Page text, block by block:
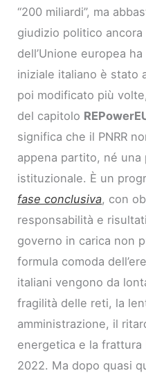
“200 miliardi”, ma
giudizio politico
dell’Unione europea
iniziale italiano è stato
poi modificato più
del capitolo
significa che il PNRR
appena partito, né una
istituzionale. È un
fase conclusiva, con
responsabilità e
governo in carica non
formula comoda
italiani vengono da
fragilità delle reti, la
amministrazione, il
energetica e la
2022. Ma dopo quasi